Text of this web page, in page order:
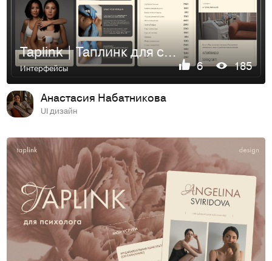
Taplink | Таплинк для студии эпиляции
Интерфейсы 6 185
Анастасия Набатникова
UI дизайн